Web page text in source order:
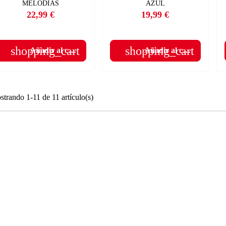
MELODÍAS
Precio
22,99 €
shopping_cart
Añadir al carrito
AZUL
Precio
19,99 €
shopping_cart
Añadir al carrito
1-11 de 11 artículo(s)